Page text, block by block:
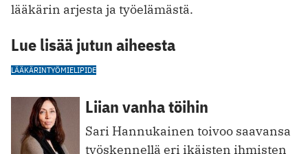
lääkärin arjesta ja työelämästä.
Lue lisää jutun aiheesta
LÄÄKÄRINTYÖMIELIPIDE
Liian vanha töihin
Sari Hannukainen toivoo saavansa
työskennellä eri ikäisten ihmisten